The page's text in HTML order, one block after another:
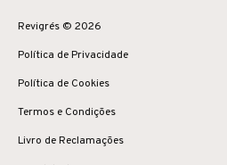
Revigrés © 2026
Política de Privacidade
Política de Cookies
Termos e Condições
Livro de Reclamações